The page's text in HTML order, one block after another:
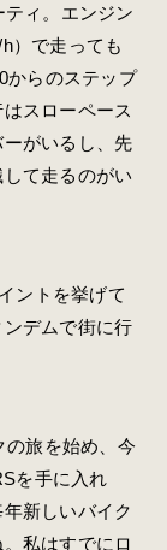
ィ。エンジン
）で走っても
からのステップ
スローペース
がいるし、先
て走るのがい
ントを挙げて
デムで街に行
の旅を始め、今
を手に入れ
新しいバイク
私はすでにロ